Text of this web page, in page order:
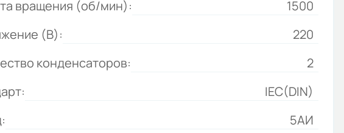
вращения (об/мин):
1500
(В):
220
конденсаторов:
2
IEC(DIN)
5АИ